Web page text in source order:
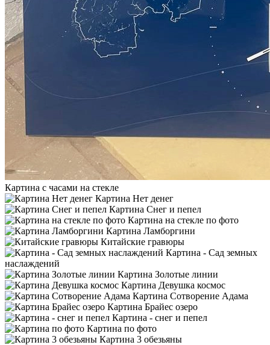
Картина с часами на стекле
Картина Нет денег
Картина Снег и пепел
Картина на стекле по фото
Картина Ламборгини
Китайские гравюры
Картина - Сад земных
наслаждений
Картина Золотые линии
Картина Девушка космос
Картина Сотворение Адама
Картина Брайес озеро
Картина - снег и пепел
Картина по фото
Картина 3 обезьяны